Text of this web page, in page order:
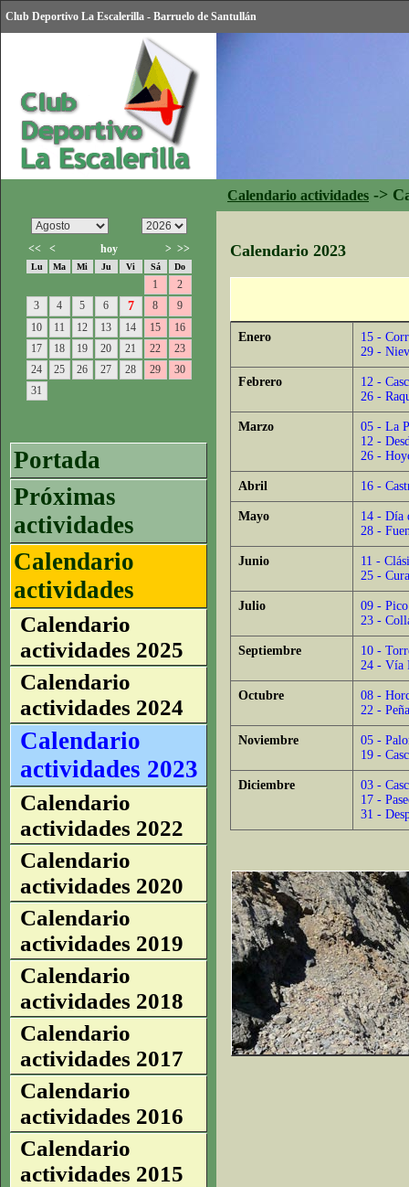
Club Deportivo La Escalerilla - Barruelo de Santullán
Calendario actividades ->
<< < hoy > >>
Lu Ma Mi Ju Vi Sá Do
1
2
3
4 5 6 7 8
9
10
11 12 13 14 15
16
17
18 19 20 21 22
23
24
25 26 27 28 29
30
31
Portada
Próximas
actividades
Calendario
actividades
Calendario
actividades 2025
Calendario
actividades 2024
Calendario
actividades 2023
Calendario
actividades 2022
Calendario
actividades 2020
Calendario
actividades 2019
Calendario
actividades 2018
Calendario
actividades 2017
Calendario
actividades 2016
Calendario
actividades 2015
Calendario 2023
Enero
15 -
29 -
Febrero
12 -
26 -
Marzo
05 - La
12 -
26 -
Abril 16 -
Mayo
14 - Día
28 -
Junio
11 -
25 -
Julio
09 -
23 -
Septiembre
10 -
24 - Vía
Octubre
08 -
22 -
Noviembre
05 -
19 -
Diciembre
03 -
17 -
31 -